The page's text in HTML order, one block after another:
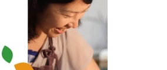
動画
地域おこし協力隊